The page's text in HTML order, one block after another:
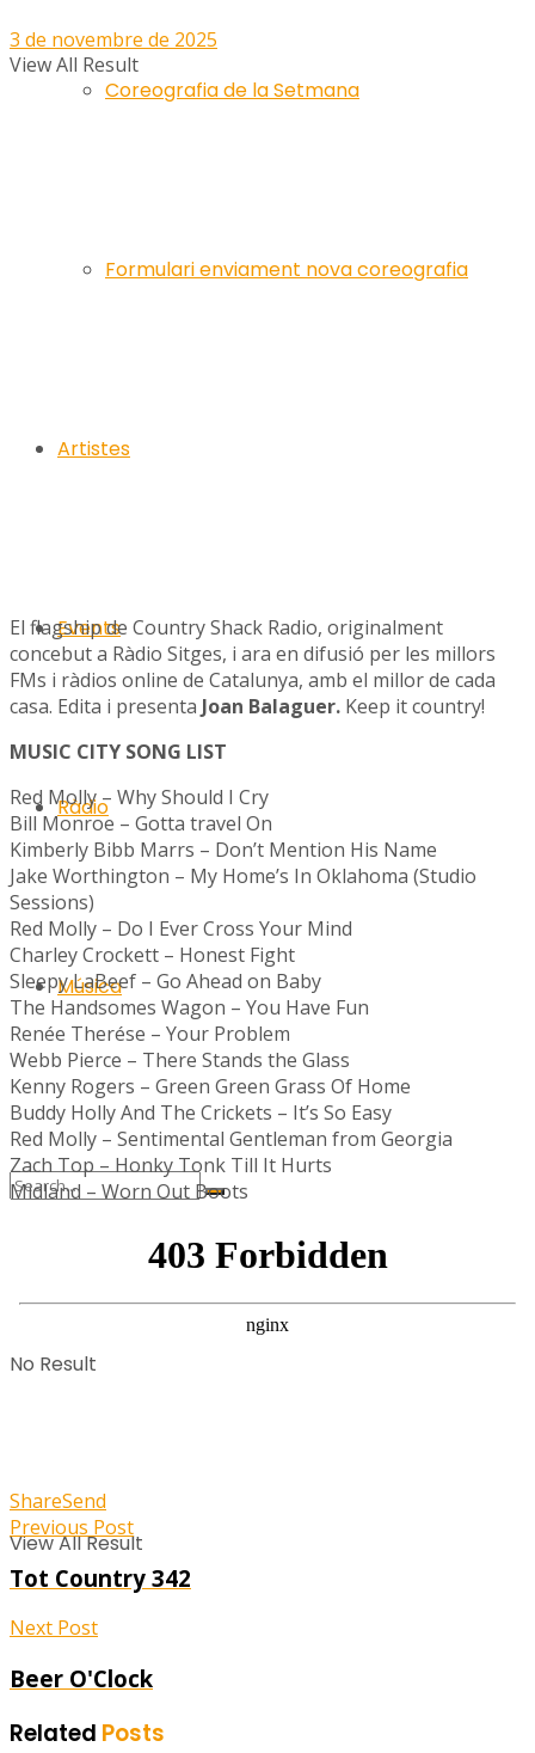
Coreografia de la Setmana
Formulari enviament nova coreografia
Artistes
Events
Ràdio
Música
No Result
View All Result
View All Result
3 de novembre de 2025
El flagship de Country Shack Radio, originalment
concebut a Ràdio Sitges, i ara en difusió per les millors
FMs i ràdios online de Catalunya, amb el millor de cada
casa. Edita i presenta Joan Balaguer. Keep it country!
MUSIC CITY SONG LIST
Red Molly – Why Should I Cry
Bill Monroe – Gotta travel On
Kimberly Bibb Marrs – Don’t Mention His Name
Jake Worthington – My Home’s In Oklahoma (Studio
Sessions)
Red Molly – Do I Ever Cross Your Mind
Charley Crockett – Honest Fight
Sleepy LaBeef – Go Ahead on Baby
The Handsomes Wagon – You Have Fun
Renée Therése – Your Problem
Webb Pierce – There Stands the Glass
Kenny Rogers – Green Green Grass Of Home
Buddy Holly And The Crickets – It’s So Easy
Red Molly – Sentimental Gentleman from Georgia
Zach Top – Honky Tonk Till It Hurts
Midland – Worn Out Boots
ShareSend
Previous Post
Tot Country 342
Next Post
Beer O'Clock
Related Posts